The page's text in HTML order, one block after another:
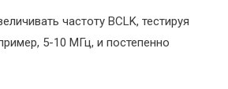
частоту BCLK, тестируя
5-10 МГц, и постепенно